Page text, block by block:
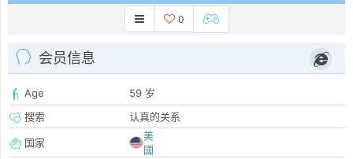
0
会员信息
Age
59 岁
搜索
认真的关系
国家
美
國